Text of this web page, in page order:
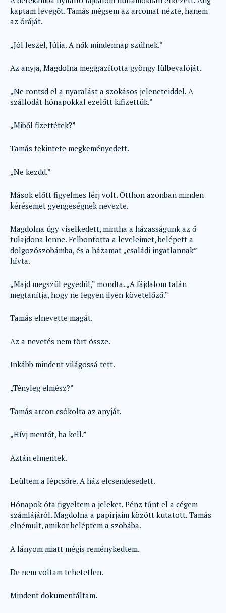
kaptam levegőt. Tamás mégsem az arcomat nézte, hanem
az óráját.
„Jól leszel, Júlia. A nők mindennap szülnek.”
Az anyja, Magdolna megigazította gyöngy fülbevalóját.
„Ne rontsd el a nyaralást a szokásos jeleneteiddel. A
szállodát hónapokkal ezelőtt kifizettük.”
„Miből fizettétek?”
Tamás tekintete megkeményedett.
„Ne kezdd.”
Mások előtt figyelmes férj volt. Otthon azonban minden
kérésemet gyengeségnek nevezte.
Magdolna úgy viselkedett, mintha a házasságunk az ő
tulajdona lenne. Felbontotta a leveleimet, belépett a
dolgozószobámba, és a házamat „családi ingatlannak”
hívta.
„Majd megszül egyedül,” mondta. „A fájdalom talán
megtanítja, hogy ne legyen ilyen követelőző.”
Tamás elnevette magát.
Az a nevetés nem tört össze.
Inkább mindent világossá tett.
„Tényleg elmész?”
Tamás arcon csókolta az anyját.
„Hívj mentőt, ha kell.”
Aztán elmentek.
Leültem a lépcsőre. A ház elcsendesedett.
Hónapok óta figyeltem a jeleket. Pénz tűnt el a cégem
számlájáról. Magdolna a papírjaim között kutatott. Tamás
elnémult, amikor beléptem a szobába.
A lányom miatt mégis reménykedtem.
De nem voltam tehetetlen.
Mindent dokumentáltam.